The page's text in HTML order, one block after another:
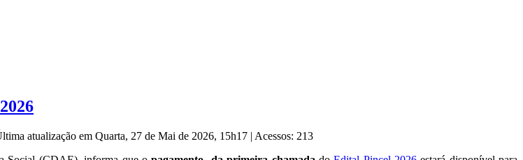
atualização em Quarta, 27 de Mai de 2026, 15h17 | Acessos: 213